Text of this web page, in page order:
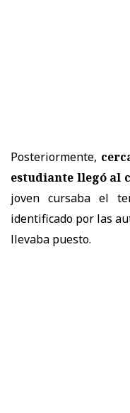
Posteriormente,
estudiante llegó al
joven cursaba el
identificado por las
llevaba puesto.